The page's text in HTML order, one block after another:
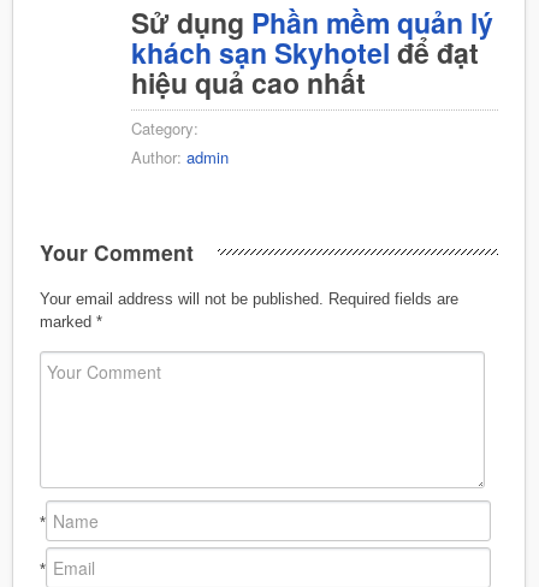
Sử dụng Phần mềm quản lý
khách sạn Skyhotel để đạt
hiệu quả cao nhất
Category:
Author: admin
Your Comment
Your email address will not be published.
Required fields are
marked *
*
*